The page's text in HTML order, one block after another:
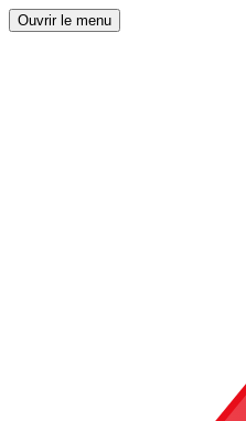
Ouvrir le menu